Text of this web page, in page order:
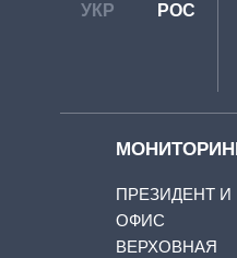
УКР РОС
ПРЕЗИДЕНТ И
ОФИС
ВЕРХОВНАЯ